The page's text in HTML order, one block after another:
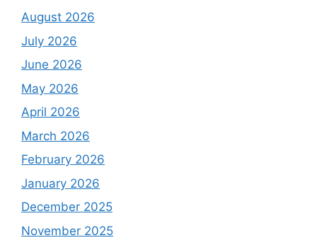
August 2026
July 2026
June 2026
May 2026
April 2026
March 2026
February 2026
January 2026
December 2025
November 2025